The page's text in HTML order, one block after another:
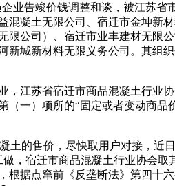
业告竣价钱调整和谈，被江苏省
凝土无限公司、宿迁市金坤新
公司）、宿迁市业丰建材无限
城新材料无限义务公司。其组
江苏省宿迁市商品混凝土行业
一）项所的“固定或者变动商品
的售价，尽快取用户对接，近
，宿迁市商品混凝土行业协会
据点窜前《反垄断法》第四十